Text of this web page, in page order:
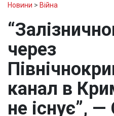
Новини > Війна
через
канал в
не існує”,